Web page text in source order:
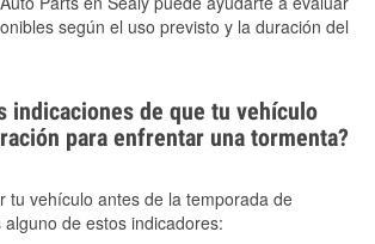
según el uso previsto y la duración del
indicaciones de que tu vehículo
para enfrentar una tormenta?
tu vehículo antes de la temporada de
de estos indicadores: